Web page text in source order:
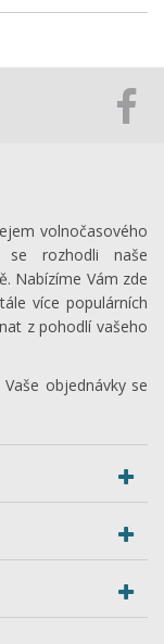
volnočasového
se rozhodli naše
Nabízíme Vám zde
více populárních
z pohodlí vašeho
objednávky se